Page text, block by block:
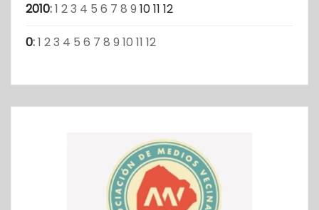
2010:1 23 4 5 6 7 8 9 1011 12
0:1 23 4 5 6 7 8 9 10 11 12